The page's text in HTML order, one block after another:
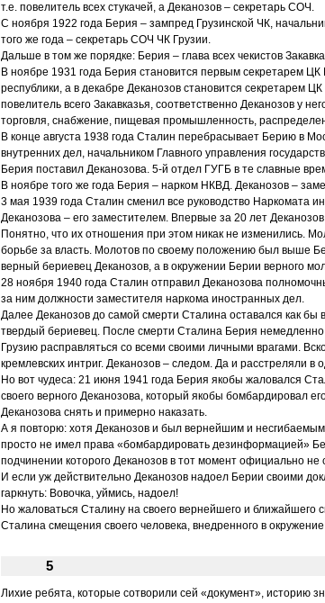
т.е. повелитель всех стукачей, а Деканозов – секретарь СОЧ.
С ноября 1922 года Берия – зампред Грузинской ЧК,
того же года – секретарь СОЧ ЧК Грузии.
Дальше в том же порядке: Берия – глава всех чекистов
В ноябре 1931 года Берия становится первым секретарем
республики, а в декабре Деканозов становится секретарем
повелитель всего Закавказья, соответственно Деканозов у
торговля, снабжение, пищевая промышленность,
В конце августа 1938 года Сталин перебрасывает Берию в
внутренних дел, начальником Главного управления
Берия поставил Деканозова. 5-й отдел ГУГБ в те славные
В ноябре того же года Берия – нарком НКВД. Деканозов –
3 мая 1939 года Сталин сменил все руководство Наркомата
Деканозова – его заместителем. Впервые за 20 лет
Понятно, что их отношения при этом никак не изменились.
борьбе за власть. Молотов по своему положению был выше
верный бериевец Деканозов, а в окружении Берии верного
28 ноября 1940 года Сталин отправил Деканозова
за ним должности заместителя наркома иностранных дел.
Далее Деканозов до самой смерти Сталина оставался как
твердый бериевец. После смерти Сталина Берия
Грузию расправляться со всеми своими личными врагами.
кремлевских интриг. Деканозов – следом. Да и расстреляли в
Но вот чудеса: 21 июня 1941 года Берия якобы жаловался
своего верного Деканозова, который якобы бомбардировал
Деканозова снять и примерно наказать.
А я повторю: хотя Деканозов и был вернейшим и
просто не имел права «бомбардировать дезинформацией»
подчинении которого Деканозов в тот момент официально не
И если уж действительно Деканозов надоел Берии своими
гаркнуть: Вовочка, уймись, надоел!
Но жаловаться Сталину на своего вернейшего и ближайшего
Сталина смещения своего человека, внедренного в
5
Лихие ребята, которые сотворили сей «документ», историю